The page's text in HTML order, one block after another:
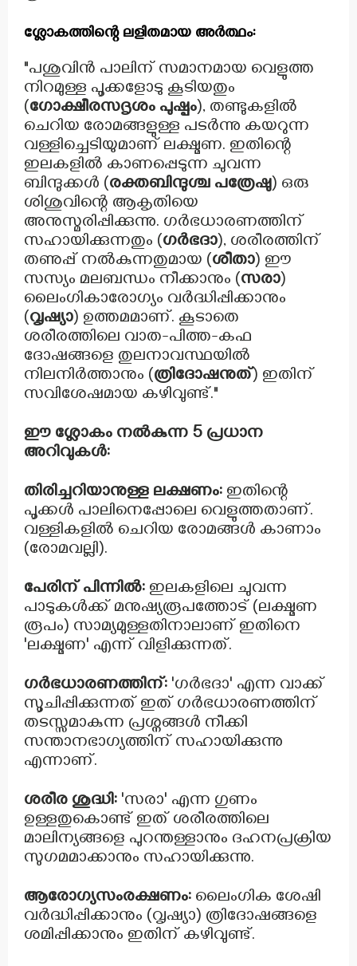
ശ്ലോകത്തിന്റെ ലളിതമായ അർത്ഥം:
"പശുവിൻ പാലിന് സമാനമായ വെളുത്ത
നിറമുള്ള പൂക്കളോടു കൂടിയതും
(ഗോക്ഷീരസദൃശം പുഷ്പം), തണ്ടുകളിൽ
ചെറിയ രോമങ്ങളുള്ള പടർന്നു കയറുന്ന
വള്ളിച്ചെടിയുമാണ് ലക്ഷ്മണ. ഇതിന്റെ
ഇലകളിൽ കാണപ്പെടുന്ന ചുവന്ന
ബിന്ദുക്കൾ (രക്തബിന്ദുശ്ച പത്രേഷു) ഒരു
ശിശുവിന്റെ ആകൃതിയെ
അനുസ്മരിപ്പിക്കുന്നു. ഗർഭധാരണത്തിന്
സഹായിക്കുന്നതും (ഗർഭദാ), ശരീരത്തിന്
തണുപ്പ് നൽകുന്നതുമായ (ശീതാ) ഈ
സസ്യം മലബന്ധം നീക്കാനും (സരാ)
ലൈംഗികാരോഗ്യം വർദ്ധിപ്പിക്കാനും
(വൃഷ്യാ) ഉത്തമമാണ്. കൂടാതെ
ശരീരത്തിലെ വാത-പിത്ത-കഫ
ദോഷങ്ങളെ തുലനാവസ്ഥയിൽ
നിലനിർത്താനും (ത്രിദോഷനുത്) ഇതിന്
സവിശേഷമായ കഴിവുണ്ട്."
ഈ ശ്ലോകം നൽകുന്ന 5 പ്രധാന
അറിവുകൾ:
തിരിച്ചറിയാനുള്ള ലക്ഷണം: ഇതിന്റെ
പൂക്കൾ പാലിനെപ്പോലെ വെളുത്തതാണ്.
വള്ളികളിൽ ചെറിയ രോമങ്ങൾ കാണാം
(രോമവല്ലി).
പേരിന് പിന്നിൽ: ഇലകളിലെ ചുവന്ന
പാടുകൾക്ക് മനുഷ്യരൂപത്തോട് (ലക്ഷ്മണ
രൂപം) സാമ്യമുള്ളതിനാലാണ് ഇതിനെ
'ലക്ഷ്മണ' എന്ന് വിളിക്കുന്നത്.
ഗർഭധാരണത്തിന്: 'ഗർഭദാ' എന്ന വാക്ക്
സൂചിപ്പിക്കുന്നത് ഇത് ഗർഭധാരണത്തിന്
തടസ്സമാകുന്ന പ്രശ്നങ്ങൾ നീക്കി
സന്താനഭാഗ്യത്തിന് സഹായിക്കുന്നു
എന്നാണ്.
ശരീര ശുദ്ധി: 'സരാ' എന്ന ഗുണം
ഉള്ളതുകൊണ്ട് ഇത് ശരീരത്തിലെ
മാലിന്യങ്ങളെ പുറന്തള്ളാനും ദഹനപ്രക്രിയ
സുഗമമാക്കാനും സഹായിക്കുന്നു.
ആരോഗ്യസംരക്ഷണം: ലൈംഗിക ശേഷി
വർദ്ധിപ്പിക്കാനും (വൃഷ്യാ) ത്രിദോഷങ്ങളെ
ശമിപ്പിക്കാനും ഇതിന് കഴിവുണ്ട്.